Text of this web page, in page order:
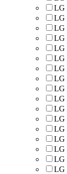
LG
LG
LG
LG
LG
LG
LG
LG
LG
LG
LG
LG
LG
LG
LG
LG
LG